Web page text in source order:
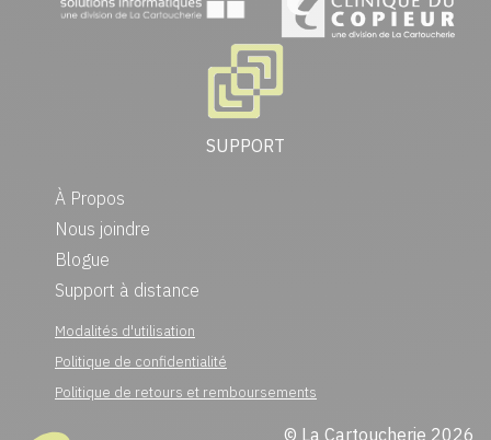
SUPPORT
À Propos
Nous joindre
Blogue
Support à distance
Modalités d'utilisation
Politique de confidentialité
Politique de retours et remboursements
© La Cartoucherie 2026